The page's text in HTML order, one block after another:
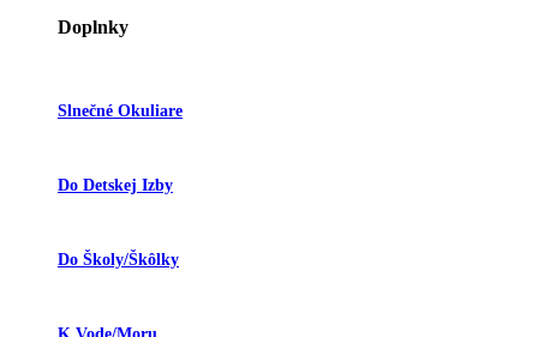
Doplnky
Slnečné Okuliare
Do Detskej Izby
Do Školy/škôlky